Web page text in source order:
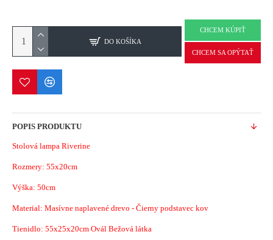
DO KOŠÍKA
CHCEM KÚPIŤ
CHCEM SA OPÝTAŤ
POPIS PRODUKTU
Stolová lampa Riverine
Rozmery: 55x20cm
Výška: 50cm
Material: Masívne naplavené drevo - Čierny podstavec kov
Tienidlo: 55x25x20cm Ovál Bežová látka